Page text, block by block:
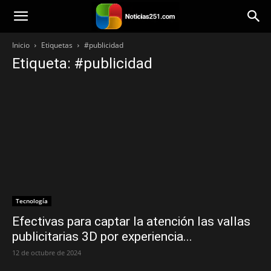
Noticias251
Inicio Etiquetas #publicidad
Etiqueta: #publicidad
Tecnología
Efectivas para captar la atención las vallas
publicitarias 3D por experiencia...
12 de octubre de 2024